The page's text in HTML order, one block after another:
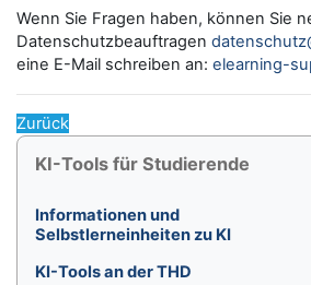
Wenn Sie Fragen haben, können Sie
Datenschutzbeauftragen
eine E-Mail schreiben an: elearning-
Zurück
Blöcke
KI-Tools für Studierende überspringen
KI-Tools für Studierende
Informationen und
Selbstlerneinheiten zu KI
KI-Tools an der THD